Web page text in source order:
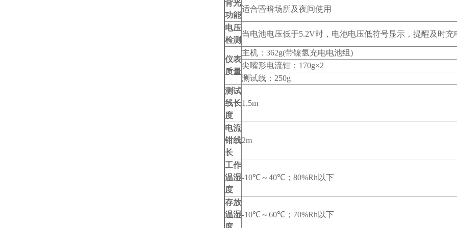
背光
功能
适合昏暗场所及夜间使用
电压
检测
当电池电压低于5.2V时，电池电压低符号显示，提醒及时充
仪表
质量
主机：362g(带镍氢充电电池组)
尖嘴形电流钳：170g×2
测试线：250g
测试
线长
度
1.5m
电流
钳线
长
2m
工作
温湿
度
-10℃～40℃；80%Rh以下
存放
温湿-10℃～60℃；70%Rh以下